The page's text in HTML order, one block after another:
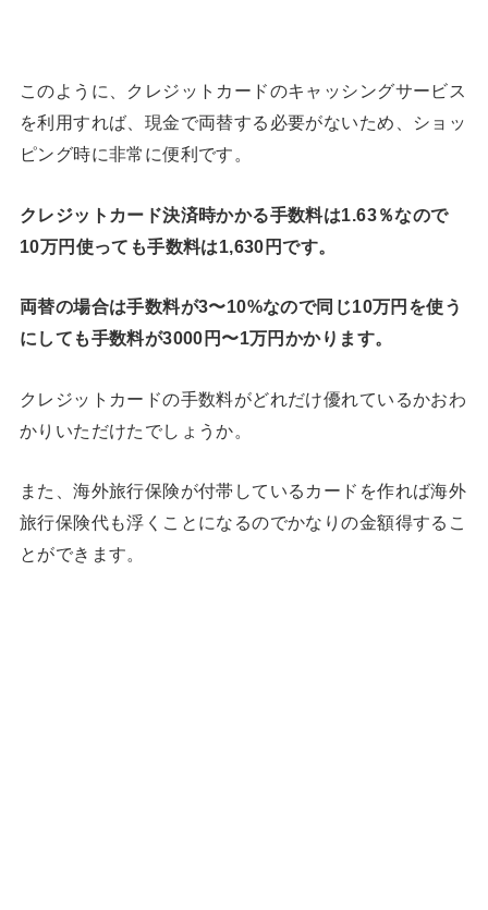
このように、クレジットカードのキャッシングサービス
を利用すれば、現金で両替する必要がないため、ショッ
ピング時に非常に便利です。
クレジットカード決済時かかる手数料は1.63％なので
10万円使っても手数料は1,630円です。
両替の場合は手数料が3〜10%なので同じ10万円を使う
にしても手数料が3000円〜1万円かかります。
クレジットカードの手数料がどれだけ優れているかおわ
かりいただけたでしょうか。
また、海外旅行保険が付帯しているカードを作れば海外
旅行保険代も浮くことになるのでかなりの金額得するこ
とができます。